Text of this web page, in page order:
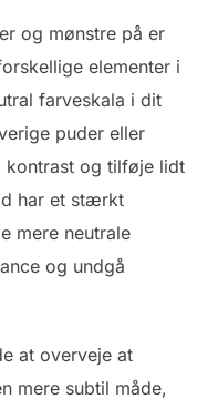
og mønstre på er
elementer i
farveskala i dit
puder eller
og tilføje lidt
har et stærkt
mere neutrale
og undgå
at overveje at
mere subtil måde,